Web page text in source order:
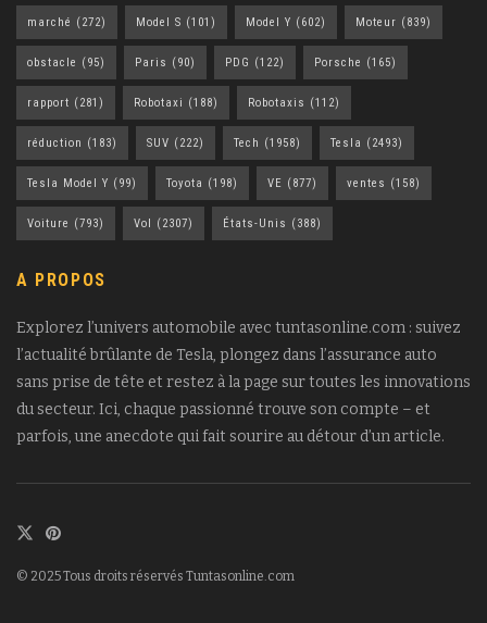
marché (272) Model S (101) Model Y (602) Moteur (839)
obstacle (95) Paris (90) PDG (122) Porsche (165)
rapport (281) Robotaxi (188) Robotaxis (112)
réduction (183) SUV (222) Tech (1958) Tesla (2493)
Tesla Model Y (99) Toyota (198) VE (877) ventes (158)
Voiture (793) Vol (2307) États-Unis (388)
A PROPOS
Explorez l’univers automobile avec tuntasonline.com : suivez
l’actualité brûlante de Tesla, plongez dans l’assurance auto
sans prise de tête et restez à la page sur toutes les innovations
du secteur. Ici, chaque passionné trouve son compte – et
parfois, une anecdote qui fait sourire au détour d’un article.
© 2025 Tous droits réservés Tuntasonline.com